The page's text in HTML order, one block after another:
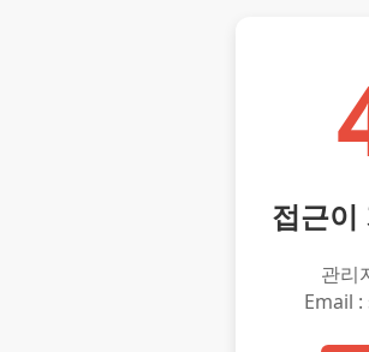
접근이
관리
Email